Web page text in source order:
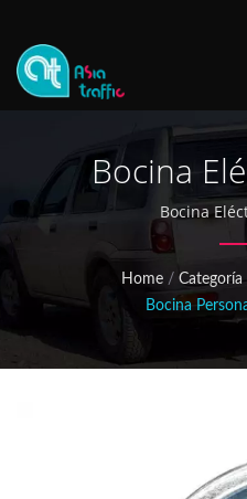
Bocina
Bocina
Home / Categoría
Bocina